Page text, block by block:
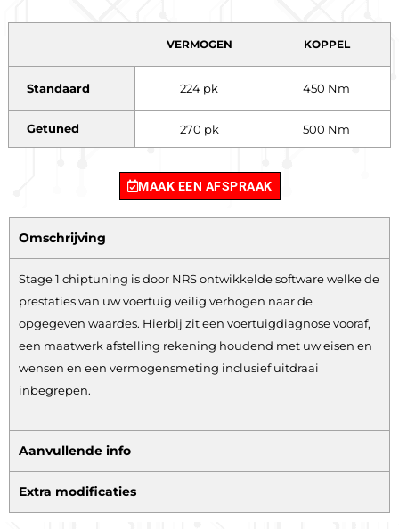
VERMOGEN KOPPEL
Standaard 224 pk 450 Nm
Getuned 270 pk 500 Nm
MAAK EEN AFSPRAAK
Omschrijving
Stage 1 chiptuning is door NRS ontwikkelde software welke de
prestaties van uw voertuig veilig verhogen naar de
opgegeven waardes. Hierbij zit een voertuigdiagnose vooraf,
een maatwerk afstelling rekening houdend met uw eisen en
wensen en een vermogensmeting inclusief uitdraai
inbegrepen.
Aanvullende info
Extra modificaties